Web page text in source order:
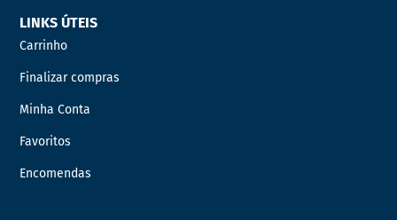
LINKS ÚTEIS
Carrinho
Finalizar compras
Minha Conta
Favoritos
Encomendas